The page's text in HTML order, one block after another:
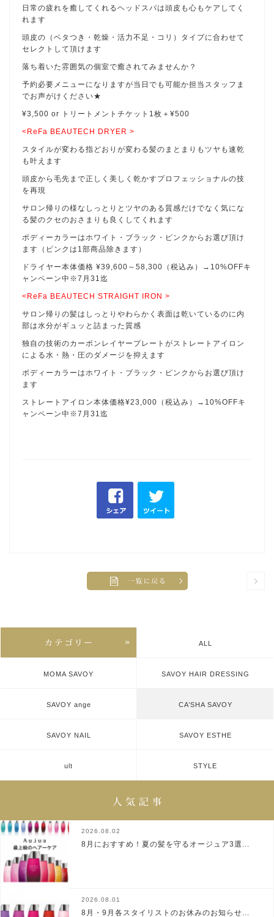
日常の疲れを癒してくれるヘッドスパは頭皮も心もケアしてく
れます
頭皮の（ベタつき・乾燥・活力不足・コリ）タイプに合わせて
セレクトして頂けます
落ち着いた雰囲気の個室で癒されてみませんか？
予約必要メニューになりますが当日でも可能か担当スタッフま
でお声がけください★
¥3,500 or トリートメントチケット1枚＋¥500
<ReFa BEAUTECH DRYER >
スタイルが変わる指どおりが変わる髪のまとまりもツヤも速乾
も叶えます
頭皮から毛先まで正しく美しく乾かすプロフェッショナルの技
を再現
サロン帰りの様なしっとりとツヤのある質感だけでなく気にな
る髪のクセのおさまりも良くしてくれます
ボディーカラーはホワイト・ブラック・ピンクからお選び頂け
ます（ピンクは1部商品除きます）
ドライヤー本体価格 ¥39,600～58,300（税込み）→10%OFFキ
ャンペーン中※7月31迄
<ReFa BEAUTECH STRAIGHT IRON >
サロン帰りの髪はしっとりやわらかく表面は乾いているのに内
部は水分がギュッと詰まった質感
独自の技術のカーボンレイヤープレートがストレートアイロン
による水・熱・圧のダメージを抑えます
ボディーカラーはホワイト・ブラック・ピンクからお選び頂け
ます
ストレートアイロン本体価格¥23,000（税込み）→10%OFFキ
ャンペーン中※7月31迄
ALL
MOMA SAVOY SAVOY HAIR DRESSING
SAVOY ange CA’SHA SAVOY
SAVOY NAIL SAVOY ESTHE
ult STYLE
2026.08.02
8月におすすめ！夏の髪を守るオージュア3選...
2026.08.01
8月・9月各スタイリストのお休みのお知らせ...